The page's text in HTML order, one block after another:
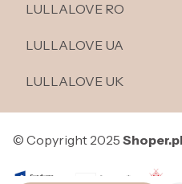
LULLALOVE RO
LULLALOVE UA
LULLALOVE UK
© Copyright 2025 Shoper.pl